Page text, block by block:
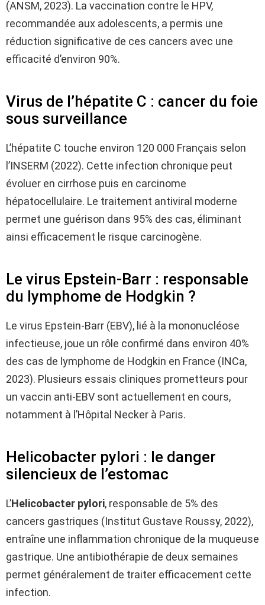
(ANSM, 2023). La vaccination contre le HPV,
recommandée aux adolescents, a permis une
réduction significative de ces cancers avec une
efficacité d’environ 90%.
Virus de l’hépatite C : cancer du foie
sous surveillance
L’hépatite C touche environ 120 000 Français selon
l’INSERM (2022). Cette infection chronique peut
évoluer en cirrhose puis en carcinome
hépatocellulaire. Le traitement antiviral moderne
permet une guérison dans 95% des cas, éliminant
ainsi efficacement le risque carcinogène.
Le virus Epstein-Barr : responsable
du lymphome de Hodgkin ?
Le virus Epstein-Barr (EBV), lié à la mononucléose
infectieuse, joue un rôle confirmé dans environ 40%
des cas de lymphome de Hodgkin en France (INCa,
2023). Plusieurs essais cliniques prometteurs pour
un vaccin anti-EBV sont actuellement en cours,
notamment à l’Hôpital Necker à Paris.
Helicobacter pylori : le danger
silencieux de l’estomac
L’Helicobacter pylori, responsable de 5% des
cancers gastriques (Institut Gustave Roussy, 2022),
entraîne une inflammation chronique de la muqueuse
gastrique. Une antibiothérapie de deux semaines
permet généralement de traiter efficacement cette
infection.